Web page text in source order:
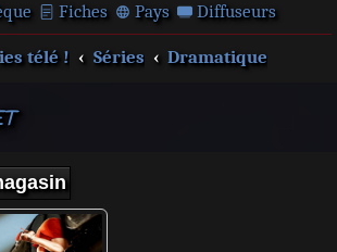
Fiches Pays Diffuseurs
télé ! Séries Dramatique